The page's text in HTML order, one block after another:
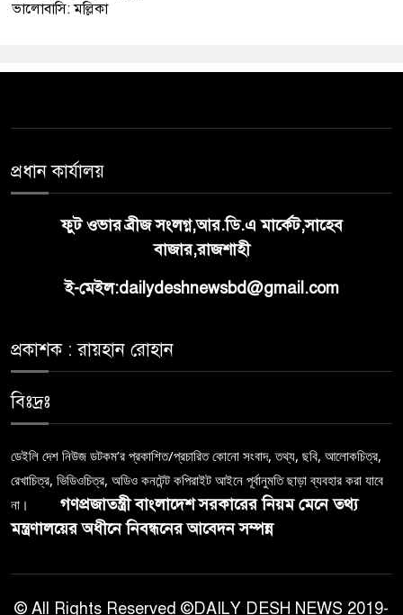
ভালোবাসি: মল্লিকা
প্রধান কার্যালয়
ফুট ওভার ব্রীজ সংলগ্ন,আর.ডি.এ মার্কেট,সাহেব
বাজার,রাজশাহী
ই-মেইল:dailydeshnewsbd@gmail.com
প্রকাশক : রায়হান রোহান
বিঃদ্রঃ
ডেইলি দেশ নিউজ ডটকম’র প্রকাশিত/প্রচারিত কোনো সংবাদ, তথ্য, ছবি, আলোকচিত্র,
রেখাচিত্র, ভিডিওচিত্র, অডিও কনটেন্ট কপিরাইট আইনে পূর্বানুমতি ছাড়া ব্যবহার করা যাবে
না।
গণপ্রজাতন্ত্রী বাংলাদেশ সরকারের নিয়ম মেনে তথ্য
মন্ত্রণালয়ের অধীনে নিবন্ধনের আবেদন সম্পন্ন
© All Rights Reserved ©DAILY DESH NEWS 2019-